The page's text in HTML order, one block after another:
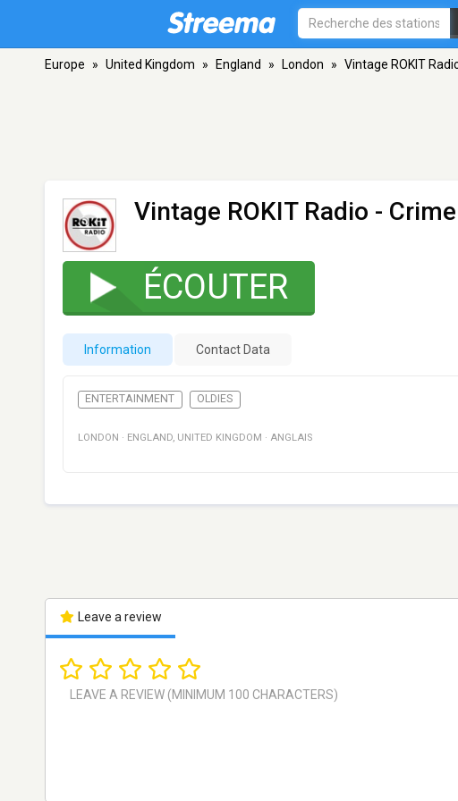
Europe » United Kingdom » England » London » Vintage ROKIT
Vintage ROKIT Radio -
ÉCOUTER
Information Contact Data
ENTERTAINMENT OLDIES
LONDON · ENGLAND, UNITED KINGDOM · ANGLAIS
Leave a review